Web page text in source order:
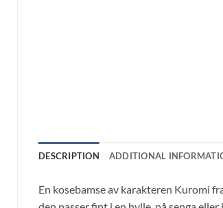
DESCRIPTION ADDITIONAL
En kosebamse av karakteren Kuromi